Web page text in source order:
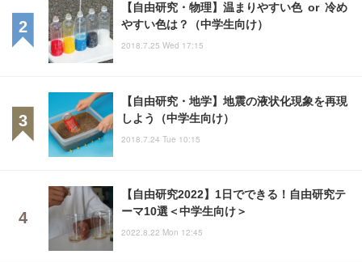
【自由研究・物理】温まりやすい色 or 冷め
やすい色は？（中学生向け）
2018.7.25 Wed 17:15
【自由研究・地学】地震の液状化現象を再現
しよう（中学生向け）
2018.7.24 Tue 10:15
【自由研究2022】1日でできる！自由研究テ
ーマ10選＜中学生向け＞
2022.8.22 Mon 12:45